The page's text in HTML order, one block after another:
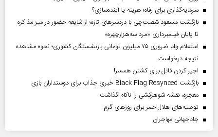
سرمایه‌گذاری برای رفاه؛ هزینه یا آینده‌سازی؟
بازگشت مسعود شصت‌چی با دردسر‌های تازه؛ از شایعه حضور در میز مذاکره
تا پایان فیلمبرداری «مرد سه‌هزارچهره»
استعلام وام ضروری ۷۵ میلیون تومانی بازنشستگان کشوری؛ نحوه مشاهده
نتیجه درخواست
اجیر کردن قاتل برای کشتن همسر!
بازگشت Black Flag Resynced خبری جذاب برای دوستداران بازی
معجزه، نقشه شوهرکشی را ناکام گذاشت
توصیه‌های هلال‌احمر برای روز‌های گرم
جام‌جهانی مهاجران